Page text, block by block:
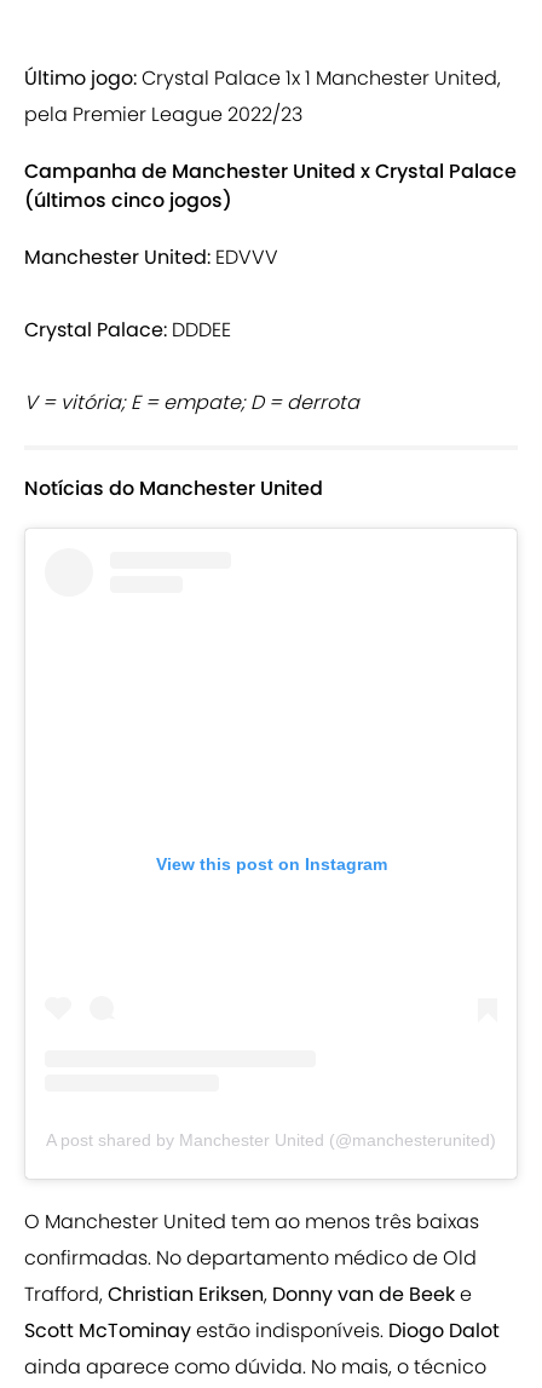
Último jogo:Crystal Palace 1x 1 Manchester United,
pela Premier League 2022/23
Campanha de Manchester United x Crystal Palace
(últimos cinco jogos)
Manchester United: EDVVV
Crystal Palace: DDDEE
V = vitória; E = empate; D = derrota
Notícias do Manchester United
View this post on Instagram
A post shared by Manchester United (@manchesterunited)
O Manchester United tem ao menos três baixas
confirmadas. No departamento médico de Old
Trafford,Christian Eriksen, Donny van de Beeke
Scott McTominayestão indisponíveis. Diogo Dalot
ainda aparece como dúvida. No mais, o técnico